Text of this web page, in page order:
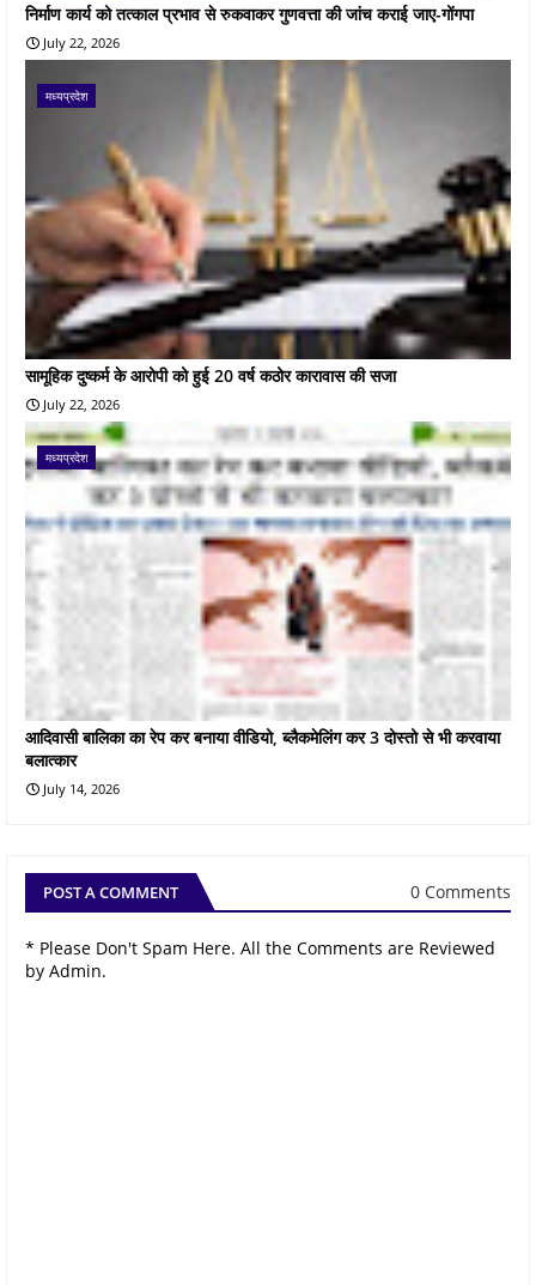
निर्माण कार्य को तत्काल प्रभाव से रुकवाकर गुणवत्ता की जांच कराई जाए-गोंगपा
July 22, 2026
मध्यप्रदेश
सामूहिक दुष्कर्म के आरोपी को हुई 20 वर्ष कठोर कारावास की सजा
July 22, 2026
मध्यप्रदेश
आदिवासी बालिका का रेप कर बनाया वीडियो, ब्लैकमेलिंग कर 3 दोस्तो से भी करवाया
बलात्कार
July 14, 2026
POST A COMMENT 0 Comments
* Please Don't Spam Here. All the Comments are Reviewed
by Admin.